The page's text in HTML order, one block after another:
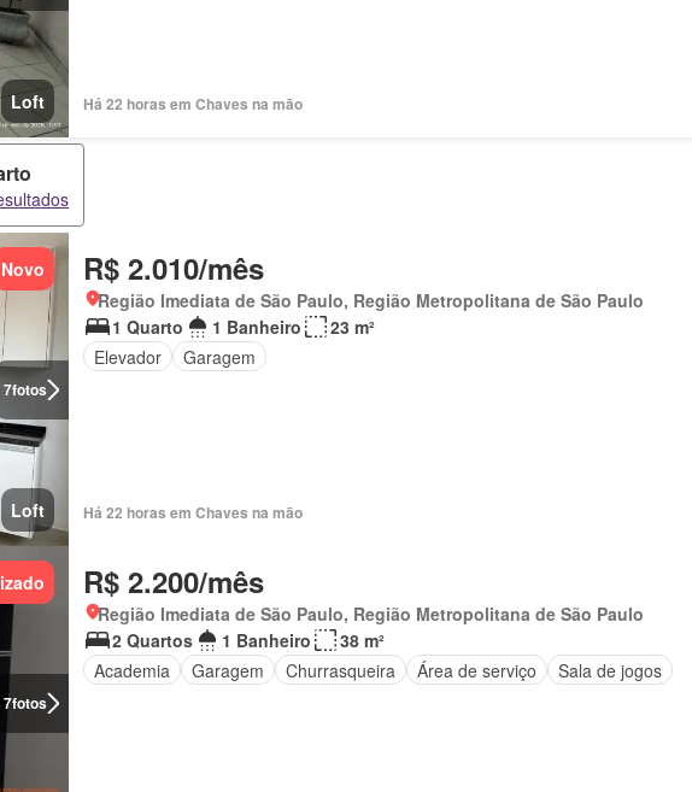
Loft Há 22 horas em Chaves na mão
7fotos
Novo
Loft
R$ 2.010/mês
Região Imediata de São Paulo, Região Metropolitana de São Paulo
1 Quarto
1 Banheiro
23 m²
Elevador
Garagem
Há 22 horas em Chaves na mão
7fotos
R$ 2.200/mês
Região Imediata de São Paulo, Região Metropolitana de São Paulo
2 Quartos
1 Banheiro
38 m²
Academia
Garagem Churrasqueira Área de serviço Sala de jogos